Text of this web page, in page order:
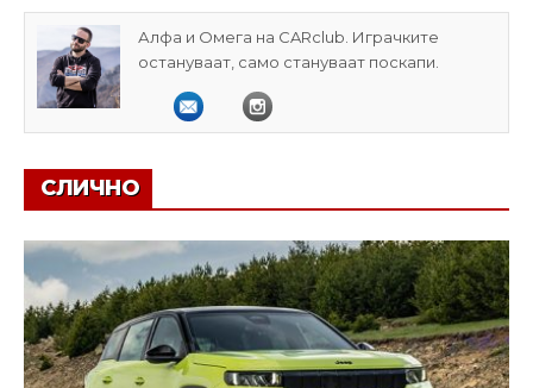
Алфа и Омега на CARclub. Играчките
остануваат, само стануваат поскапи.
СЛИЧНО